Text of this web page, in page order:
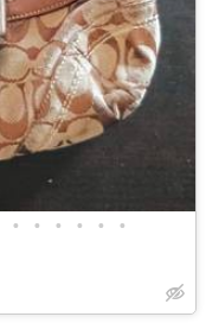
• • • • • •